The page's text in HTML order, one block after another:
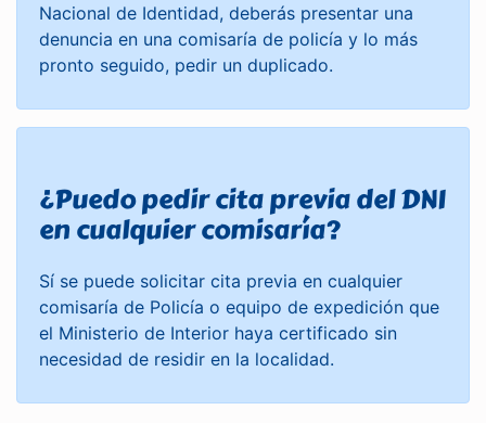
Nacional de Identidad, deberás presentar una
denuncia en una comisaría de policía y lo más
pronto seguido, pedir un duplicado.
¿Puedo pedir cita previa del DNI
en cualquier comisaría?
Sí se puede solicitar cita previa en cualquier
comisaría de Policía o equipo de expedición que
el Ministerio de Interior haya certificado sin
necesidad de residir en la localidad.